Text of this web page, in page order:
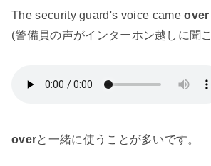
The security guard's voice came
(警備員の声がインターホン越しに聞
overと一緒に使うことが多いです。